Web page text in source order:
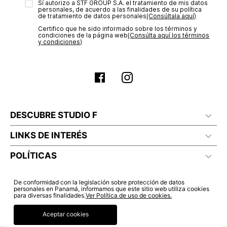
estado de tu compra puedes ingresar al menú de “Mi cuenta -
Mis Pedidos” en nuestra página webwww.studiofpanama.pa
Sí autorizo a STF GROUP S.A. el tratamiento de mis datos
personales, de acuerdo a las finalidades de su política
de tratamiento de datos personales‎(Consúltala aquí)
Certifico que he sido informado sobre los términos y
condiciones de la página web‎(Consúlta aquí los términos
y condiciones)
DESCUBRE STUDIO F
LINKS DE INTERÉS
POLÍTICAS
De conformidad con la legislación sobre protección de datos
personales en Panamá, informamos que este sitio web utiliza cookies
para diversas finalidades.Ver Política de uso de cookies.
Aceptar cookies